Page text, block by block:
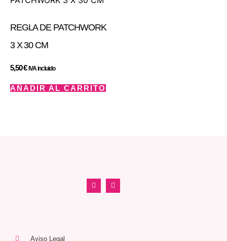
REGLA DE PATCHWORK
3 X 30 CM
5,50€ IVA incluido
AÑADIR AL CARRITO
Aviso Legal